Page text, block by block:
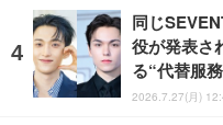
同じ
役が発表さ
る“代替服
2026.7.27(月)